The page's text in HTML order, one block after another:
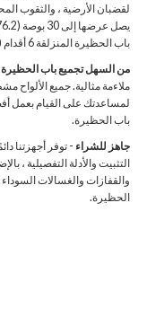
لقضبان الأرضية ، والثقوب
باب الحظيرة المنزلقة 6 أقدام (أو أكبر). (لم يتم تضمين مجموعة أدوات الباب المنزلق.)
من السهل تجميع باب الحظيرة
ملاءمة مثالية. جميع الألواح
لمساعدتك على القيام بعمل
باب الحظيرة.
جاهز للشراء - توفر أجهزتنا
التثبيت والأدلة التفصيلية ،
والقفازات والغسالات
الحظيرة.